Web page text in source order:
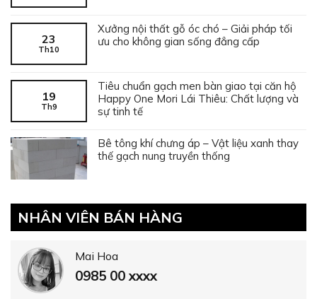
23
Th10
Xưởng nội thất gỗ óc chó – Giải pháp tối
ưu cho không gian sống đẳng cấp
19
Th9
Tiêu chuẩn gạch men bàn giao tại căn hộ
Happy One Mori Lái Thiêu: Chất lượng và
sự tinh tế
Bê tông khí chưng áp – Vật liệu xanh thay
thế gạch nung truyền thống
NHÂN VIÊN BÁN HÀNG
Mai Hoa
0985 00 xxxx